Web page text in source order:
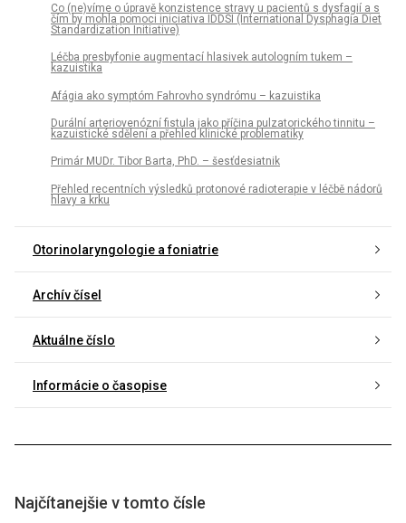
Co (ne)víme o úpravě konzistence stravy u pacientů s dysfagií a s
čím by mohla pomoci iniciativa IDDSI (International Dysphagia Diet
Standardization Initiative)
Léčba presbyfonie augmentací hlasivek autologním tukem –
kazuistika
Afágia ako symptóm Fahrovho syndrómu – kazuistika
Durální arteriovenózní fistula jako příčina pulzatorického tinnitu –
kazuistické sdělení a přehled klinické problematiky
Primár MUDr. Tibor Barta, PhD. – šesťdesiatnik
Přehled recentních výsledků protonové radioterapie v léčbě nádorů
hlavy a krku
Otorinolaryngologie a foniatrie
Archív čísel
Aktuálne číslo
Informácie o časopise
Najčítanejšie v tomto čísle